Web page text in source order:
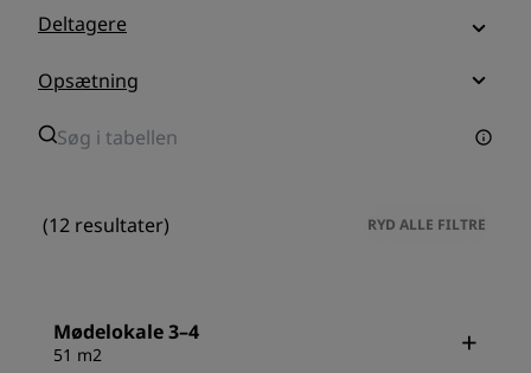
Deltagere
Opsætning
(12 resultater) RYD ALLE FILTRE
Mødelokale 3–4
51 m2